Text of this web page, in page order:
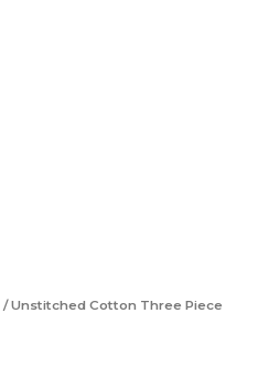
/ Unstitched Cotton Three Piece